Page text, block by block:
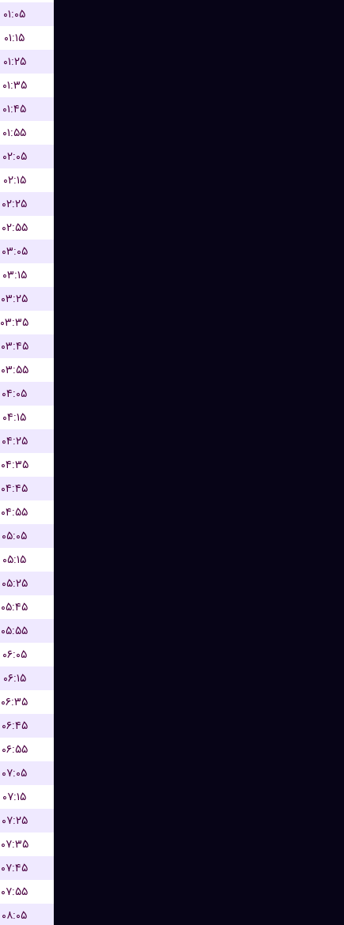
۰۱:۰۵
۰۱:۱۵
۰۱:۲۵
۰۱:۳۵
۰۱:۴۵
۰۱:۵۵
۰۲:۰۵
۰۲:۱۵
۰۲:۲۵
۰۲:۵۵
۰۳:۰۵
۰۳:۱۵
۰۳:۲۵
۰۳:۳۵
۰۳:۴۵
۰۳:۵۵
۰۴:۰۵
۰۴:۱۵
۰۴:۲۵
۰۴:۳۵
۰۴:۴۵
۰۴:۵۵
۰۵:۰۵
۰۵:۱۵
۰۵:۲۵
۰۵:۴۵
۰۵:۵۵
۰۶:۰۵
۰۶:۱۵
۰۶:۳۵
۰۶:۴۵
۰۶:۵۵
۰۷:۰۵
۰۷:۱۵
۰۷:۲۵
۰۷:۳۵
۰۷:۴۵
۰۷:۵۵
۰۸:۰۵